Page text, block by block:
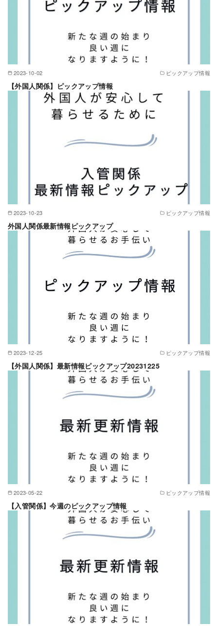
2023-10-02 ピックアップ情報
【外国人関係】ピックアップ情報
2023-10-23 ピックアップ情報
外国人関係最新情報ピックアップ
2023-12-25 ピックアップ情報
【外国人関係】最新情報ピックアップ20231225
2023-05-22 ピックアップ情報
【入管関係】今週のピックアップ情報